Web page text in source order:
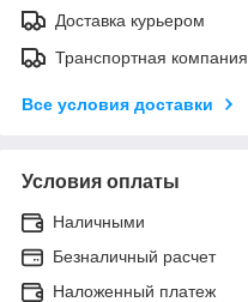
Доставка курьером
Транспортная компания
Все условия доставки
Условия оплаты
Наличными
Безналичный расчет
Наложенный платеж